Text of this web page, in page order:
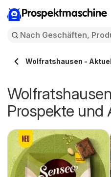
Prospektmaschine
Wolfratshausen -
Prospekte und